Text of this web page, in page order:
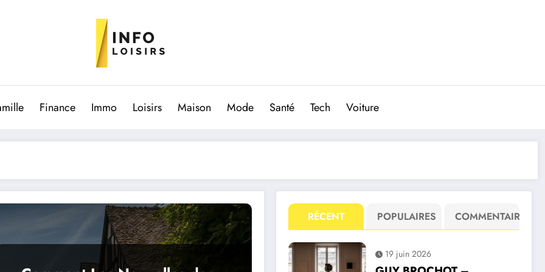
Finance Immo Loisirs Maison Mode Santé Tech Voiture
RÉCENT POPULAIRES COMMENTAIRE
19 juin 2026